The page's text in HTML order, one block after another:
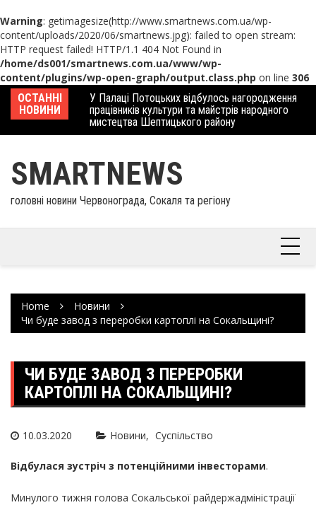
Warning: getimagesize(http://www.smartnews.com.ua/wp-
content/uploads/2020/06/smartnews.jpg): failed to open stream:
HTTP request failed! HTTP/1.1 404 Not Found in
/home/ds001/smartnews.com.ua/www/wp-
content/plugins/wp-open-graph/output.class.php on line 306
Skip
content
ОСТАННІ
НОВИНИ
У Палаці Потоцьких відбулось нагородження
працівників культури та майстрів народного
мистецтва Шептицького району
SMARTNEWS
головні новини Червонограда, Сокаля та регіону
Home
Новини
Чи буде завод з переробки картоплі на Сокальщині?
ЧИ БУДЕ ЗАВОД З ПЕРЕРОБКИ
КАРТОПЛІ НА СОКАЛЬЩИНІ?
10.03.2020 Новини Суспільство
Відбулася зустріч з потенційними інвесторами.
Минулого тижня голова Сокальської райдержадміністрації